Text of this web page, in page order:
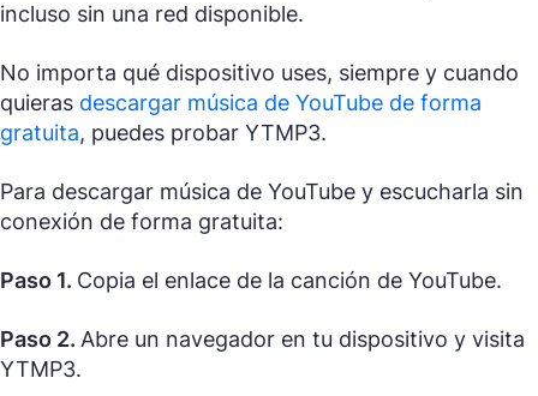
incluso sin una red disponible.
No importa qué dispositivo uses, siempre y cuando
quieras descargar música de YouTube de forma
gratuita, puedes probar YTMP3.
Para descargar música de YouTube y escucharla sin
conexión de forma gratuita:
Paso 1. Copia el enlace de la canción de YouTube.
Paso 2. Abre un navegador en tu dispositivo y visita
YTMP3.